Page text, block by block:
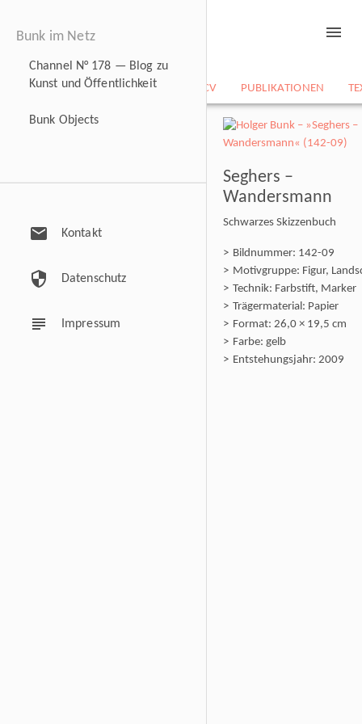
NEWS BILDARCHIV CV PUBLIKATIONEN
menu
Bunk im Netz
Channel N° 178 — Blog zu
Kunst und Öffentlichkeit
Bunk Objects
mail Kontakt
security Datenschutz
subject Impressum
Seghers –
Wandersmann
Schwarzes Skizzenbuch
Bildnummer: 142-09
Motivgruppe: Figur,
Technik: Farbstift, Marker
Trägermaterial: Papier
Format: 26,0 × 19,5 cm
Farbe: gelb
Entstehungsjahr: 2009